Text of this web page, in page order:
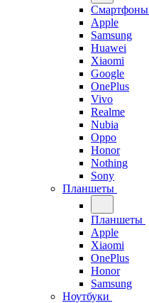
Смартфоны
Apple
Samsung
Huawei
Xiaomi
Google
OnePlus
Vivo
Realme
Nubia
Oppo
Honor
Nothing
Sony
Планшеты
Планшеты
Apple
Xiaomi
OnePlus
Honor
Samsung
Ноутбуки